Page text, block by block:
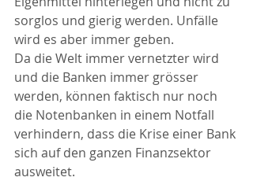
sorglos und gierig werden. Unfälle
wird es aber immer geben.
Da die Welt immer vernetzter wird
und die Banken immer grösser
werden, können faktisch nur noch
die Notenbanken in einem Notfall
verhindern, dass die Krise einer Bank
sich auf den ganzen Finanzsektor
ausweitet.